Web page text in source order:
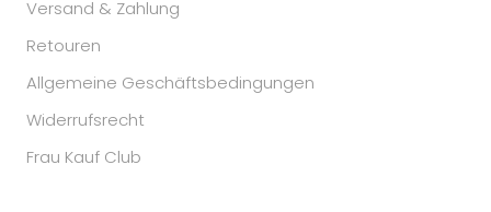
Versand & Zahlung
Retouren
Allgemeine Geschäftsbedingungen
Widerrufsrecht
Frau Kauf Club